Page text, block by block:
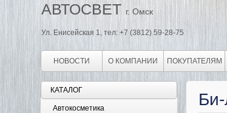
АВТОСВЕТ г. Омск
Ул. Енисейская 1, тел: +7 (3812) 59-28-75
НОВОСТИ О КОМПАНИИ ПОКУПАТЕЛЯМ
КАТАЛОГ
Автокосметика